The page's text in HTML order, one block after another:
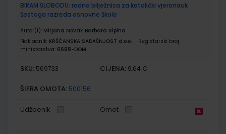
BIRAM SLOBODU; radna bilježnica za katolički vjeronauk
šestoga razreda osnovne škole
Autor(i): Mirjana Novak Barbara Sipina
Nakladnik: KRŠĆANSKA SADAŠNJOST d.o.o.
Registarski broj
ministarstva: 6698-DOM
SKU: 569733 CIJENA: 9,64 €
ŠIFRA OMOTA: 500156
Udžbenik Omot